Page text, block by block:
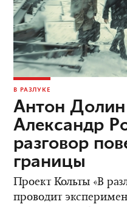
В РАЗЛУКЕ
Антон
Александр
разговор
границы
Проект Кольты «В
проводит